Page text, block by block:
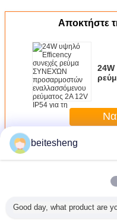
Αποκτήστε
12V
Να
Περισσότεροι
Ρεύμα-συνεχές ρεύμα
beitesheng
Good day, what product are